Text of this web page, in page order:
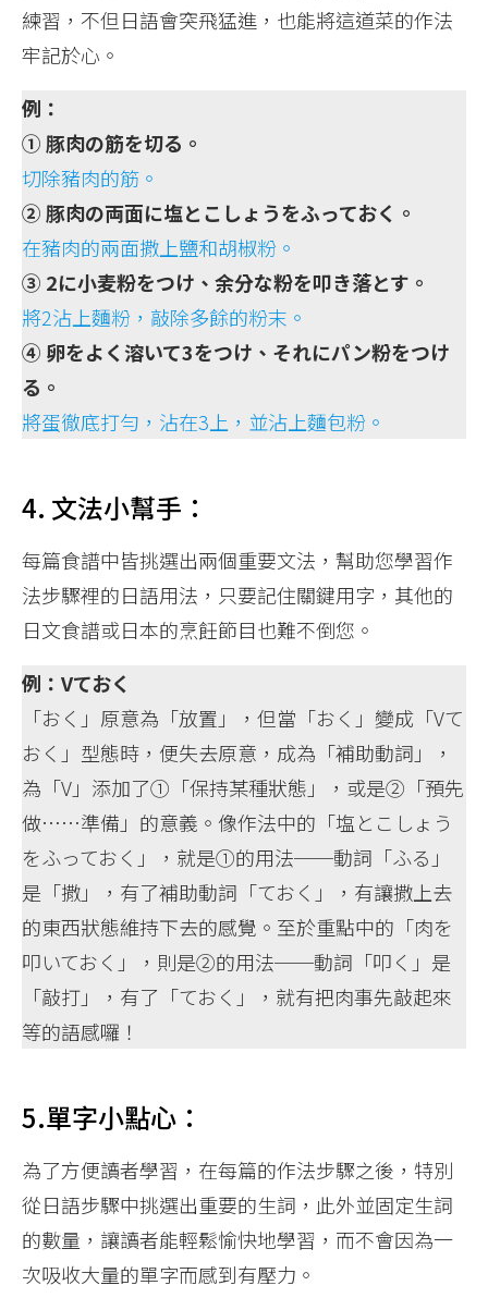
練習，不但日語會突飛猛進，也能將這道菜的作法
牢記於心。
例：
① 豚肉の筋を切る。
切除豬肉的筋。
② 豚肉の両面に塩とこしょうをふっておく。
在豬肉的兩面撒上鹽和胡椒粉。
③ 2に小麦粉をつけ、余分な粉を叩き落とす。
將2沾上麵粉，敲除多餘的粉末。
④ 卵をよく溶いて3をつけ、それにパン粉をつけ
る。
將蛋徹底打勻，沾在3上，並沾上麵包粉。
4. 文法小幫手：
每篇食譜中皆挑選出兩個重要文法，幫助您學習作
法步驟裡的日語用法，只要記住關鍵用字，其他的
日文食譜或日本的烹飪節目也難不倒您。
例：Vておく
「おく」原意為「放置」，但當「おく」變成「Vて
おく」型態時，便失去原意，成為「補助動詞」，
為「V」添加了①「保持某種狀態」，或是②「預先
做……準備」的意義。像作法中的「塩とこしょう
をふっておく」，就是①的用法──動詞「ふる」
是「撒」，有了補助動詞「ておく」，有讓撒上去
的東西狀態維持下去的感覺。至於重點中的「肉を
叩いておく」，則是②的用法──動詞「叩く」是
「敲打」，有了「ておく」，就有把肉事先敲起來
等的語感囉！
5.單字小點心：
為了方便讀者學習，在每篇的作法步驟之後，特別
從日語步驟中挑選出重要的生詞，此外並固定生詞
的數量，讓讀者能輕鬆愉快地學習，而不會因為一
次吸收大量的單字而感到有壓力。